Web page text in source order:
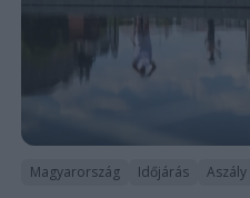
Magyarország Időjárás Aszály